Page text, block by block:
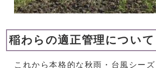
稲わらの適正管理について
これから本格的な秋雨・台風シーズ